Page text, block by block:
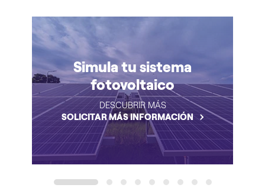
evitara fallas a futuro.
Simula tu sistema
fotovoltaico
DESCUBRIR MÁS
SOLICITAR MÁS INFORMACIÓN
1 2 3 4 5 6 7 8 9